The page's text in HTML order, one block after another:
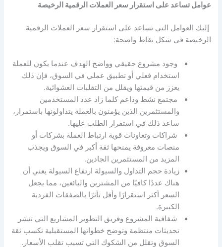
عوامل تساعد على استقرار سعر العملات الرقمية الرخيصة
إليك العوامل التي تساعد على استقرار سعر العملات الرقمية
الرخيصة في شكل نقاط واضحة:
وجود مشروع حقيقي وواضح الهدف عندما يكون للعملة
استخدام فعلي أو تطبيق عملي في السوق، فإن ذلك
يعزز من قيمتها ويقلل من التقلبات العشوائية.
مجتمع نشط وداعم كلما زاد عدد المستخدمين
والمستثمرين الذين يؤمنون بالعملة يتداولونها باستمرار،
ساعد ذلك في استقرار الطلب عليها.
شراكات وتعاونات قوية ارتباط العملة بشركات أو
منصات معروفة يمنحها ثقة أكبر في السوق ويجذب
المزيد من المستثمرين الجادين.
زيادة حجم التداول والسيولة ارتفاع السيولة يعني أن
هناك عددًا كافيًا من المشترين والبائعين، مما يجعل
السعر أكثر استقرارًا وأقل تأثرًا بالصفقات الفردية
الكبيرة.
شفافية المشروع وفريق التطوير المشاريع التي تنشر
تحديثات منتظمة وتوضح خطواتها المستقبلية تكسب ثقة
السوق وتقلل من الشكوك التي تسبب تقلب الأسعار.